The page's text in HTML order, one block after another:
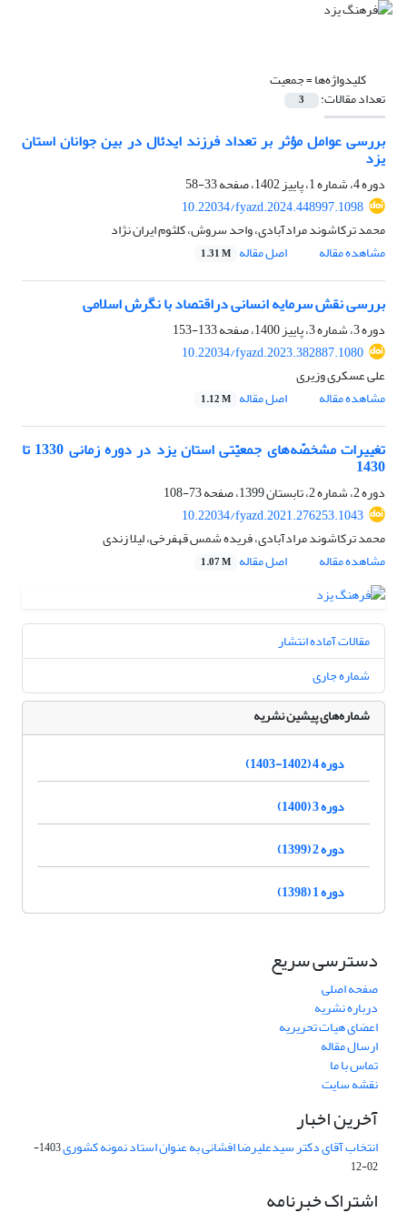
کلیدواژه‌ها =جمعیت
تعداد مقالات: 3
بررسی عوامل مؤثر بر تعداد فرزند ایدئال در بین جوانان استان
یزد
دوره 4، شماره 1، پاییز 1402، صفحه
33-58
10.22034/fyazd.2024.448997.1098
محمد ترکاشوند مرادآبادی، واحد سروش، کلثوم ایران نژاد
مشاهده مقاله
اصل مقاله 1.31 M
بررسی نقش سرمایه انسانی دراقتصاد با نگرش اسلامی
دوره 3، شماره 3، پاییز 1400، صفحه
133-153
10.22034/fyazd.2023.382887.1080
علی عسکری وزیری
مشاهده مقاله
اصل مقاله 1.12 M
تغییرات مشخصّه‌های جمعیّتی استان یزد در دوره زمانی 1330 تا
1430
دوره 2، شماره 2، تابستان 1399، صفحه
73-108
10.22034/fyazd.2021.276253.1043
محمد ترکاشوند مرادآبادی، فریده شمس قهفرخی، لیلا زندی
مشاهده مقاله
اصل مقاله 1.07 M
مقالات آماده انتشار
شماره جاری
شماره‌های پیشین نشریه
دوره 4 (1402-1403)
دوره 3 (1400)
دوره 2 (1399)
دوره 1 (1398)
دسترسی سریع
صفحه اصلی
درباره نشریه
اعضای هیات تحریریه
ارسال مقاله
تماس با ما
نقشه سایت
آخرین اخبار
انتخاب آقای دکتر سیدعلیرضا افشانی به عنوان استاد نمونه کشوری
1403-
02-12
اشتراک خبرنامه